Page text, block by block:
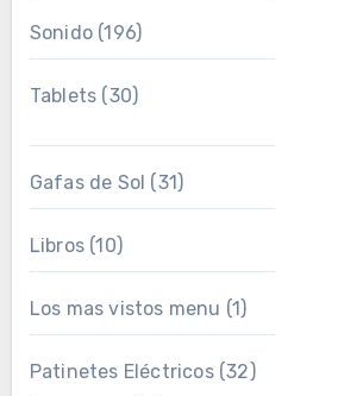
Sonido(196)
Tablets (30)
Gafas de Sol (31)
Libros(10)
Los mas vistos menu (1)
Patinetes Eléctricos(32)